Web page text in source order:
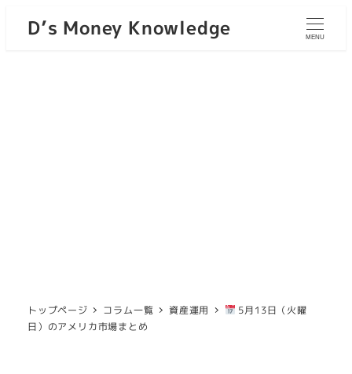
D’s Money Knowledge MENU
トップページ コラム一覧 資産運用
5月13日（火曜
日）のアメリカ市場まとめ